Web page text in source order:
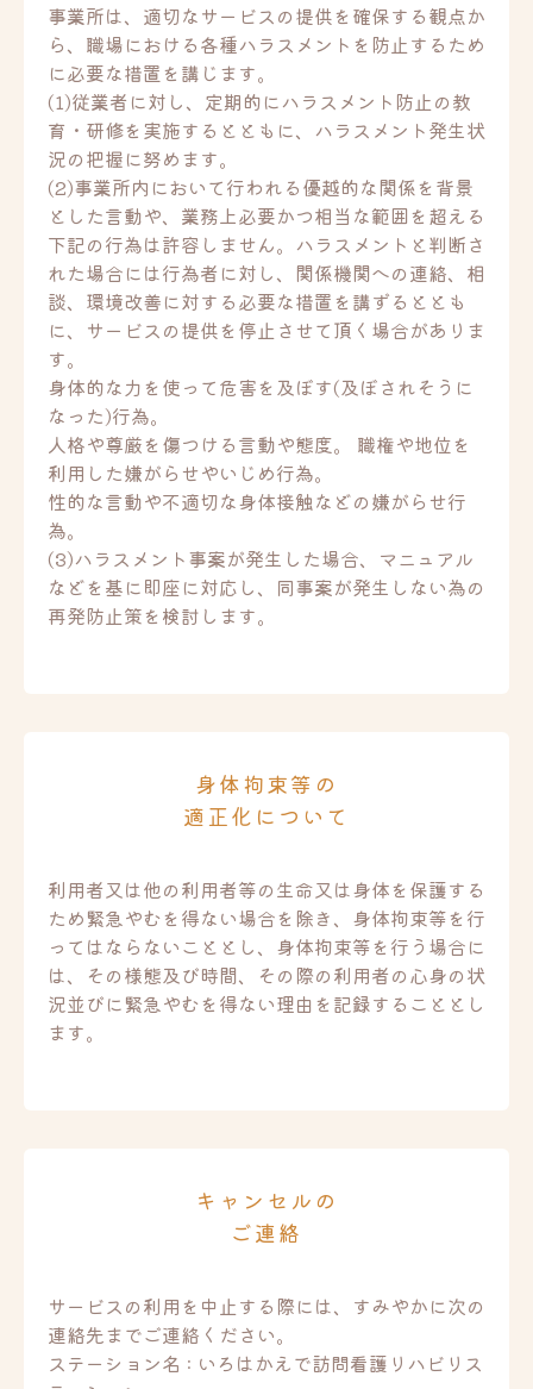
事業所は、適切なサービスの提供を確保する観点か
ら、職場における各種ハラスメントを防止するため
に必要な措置を講じます。
(1)従業者に対し、定期的にハラスメント防止の教
育・研修を実施するとともに、ハラスメント発生状
況の把握に努めます。
(2)事業所内において行われる優越的な関係を背景
とした言動や、業務上必要かつ相当な範囲を超える
下記の行為は許容しません。ハラスメントと判断さ
れた場合には行為者に対し、関係機関への連絡、相
談、環境改善に対する必要な措置を講ずるととも
に、サービスの提供を停止させて頂く場合がありま
す。
身体的な力を使って危害を及ぼす(及ぼされそうに
なった)行為。
人格や尊厳を傷つける言動や態度。 職権や地位を
利用した嫌がらせやいじめ行為。
性的な言動や不適切な身体接触などの嫌がらせ行
為。
(3)ハラスメント事案が発生した場合、マニュアル
などを基に即座に対応し、同事案が発生しない為の
再発防止策を検討します。
身体拘束等の
適正化について
利用者又は他の利用者等の生命又は身体を保護する
ため緊急やむを得ない場合を除き、身体拘束等を行
ってはならないこととし、身体拘束等を行う場合に
は、その様態及び時間、その際の利用者の心身の状
況並びに緊急やむを得ない理由を記録することとし
ます。
キャンセルの
ご連絡
サービスの利用を中止する際には、すみやかに次の
連絡先までご連絡ください。
ステーション名 : いろはかえで訪問看護リハビリス